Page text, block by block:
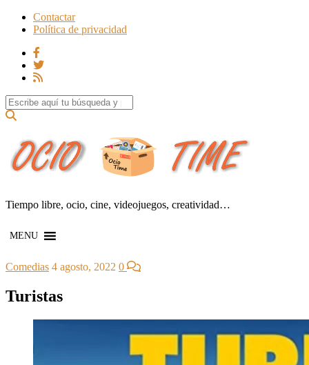
Contactar
Política de privacidad
Search for:
Tiempo libre, ocio, cine, videojuegos, creatividad…
MENU
Comedias 4 agosto, 2022 0
Turistas